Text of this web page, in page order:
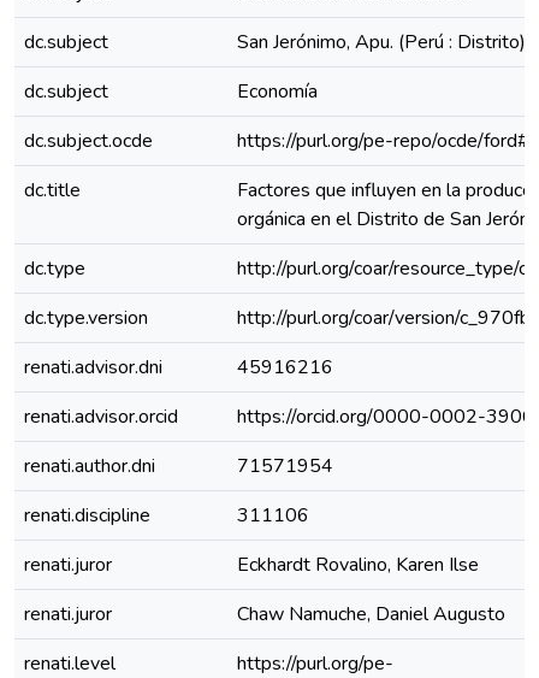
dc.subject
San Jerónimo, Apu. (Perú : Distrito)
dc.subject
Economía
dc.subject.ocde
https://purl.org/pe-repo/ocde/
dc.title
Factores que influyen en la
orgánica en el Distrito de San
dc.type
http://purl.org/coar/resource_type/
dc.type.version
http://purl.org/coar/version/
renati.advisor.dni
45916216
renati.advisor.orcid
https://orcid.org/0000-0002-
renati.author.dni
71571954
renati.discipline
311106
renati.juror
Eckhardt Rovalino, Karen Ilse
renati.juror
Chaw Namuche, Daniel Augusto
renati.level
https://purl.org/pe-